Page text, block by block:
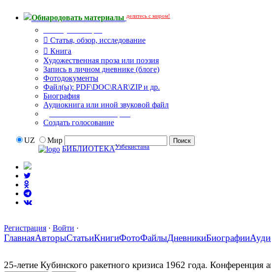
Обнародовать материалы делитесь с миром!
Статья, обзор, исследование
Книга
Художественная проза или поэзия
Запись в личном дневнике (блоге)
Фотодокументы
Файл(ы): PDF\DOC\RAR\ZIP и др.
Биография
Аудиокнига или иной звуковой файл
Создать голосование
UZ
Мир
БИБЛИОТЕКАУзбекистана
Регистрация · Войти ·
ГлавнаяАвторыСтатьиКнигиФотоФайлыДневникиБиографии
25-летие Кубинского ракетного кризиса 1962 года.